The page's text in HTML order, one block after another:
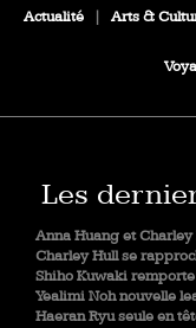
Actualité Arts &
Les
Anna Huang et
Charley Hull se
Shiho Kuwaki remporte
Yealimi Noh nouvelle
Haeran Ryu seule en